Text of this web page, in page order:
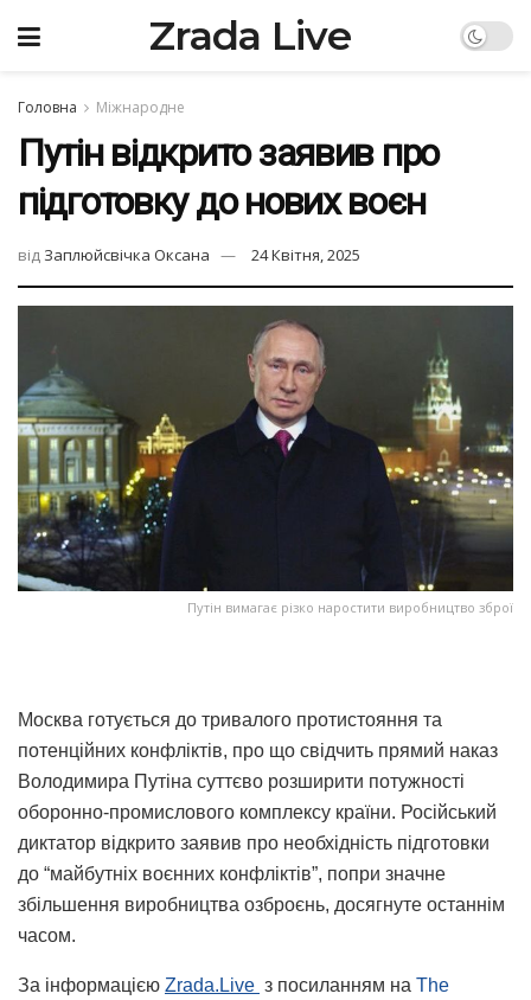
Zrada Live
Головна Міжнародне
Путін відкрито заявив про
підготовку до нових воєн
від Заплюйсвічка Оксана 24 Квітня, 2025
Путін вимагає різко наростити виробництво зброї
Москва готується до тривалого протистояння та
потенційних конфліктів, про що свідчить прямий наказ
Володимира Путіна суттєво розширити потужності
оборонно-промислового комплексу країни. Російський
диктатор відкрито заявив про необхідність підготовки
до “майбутніх воєнних конфліктів”, попри значне
збільшення виробництва озброєнь, досягнуте останнім
часом.
За інформацією Zrada.Live з посиланням на The